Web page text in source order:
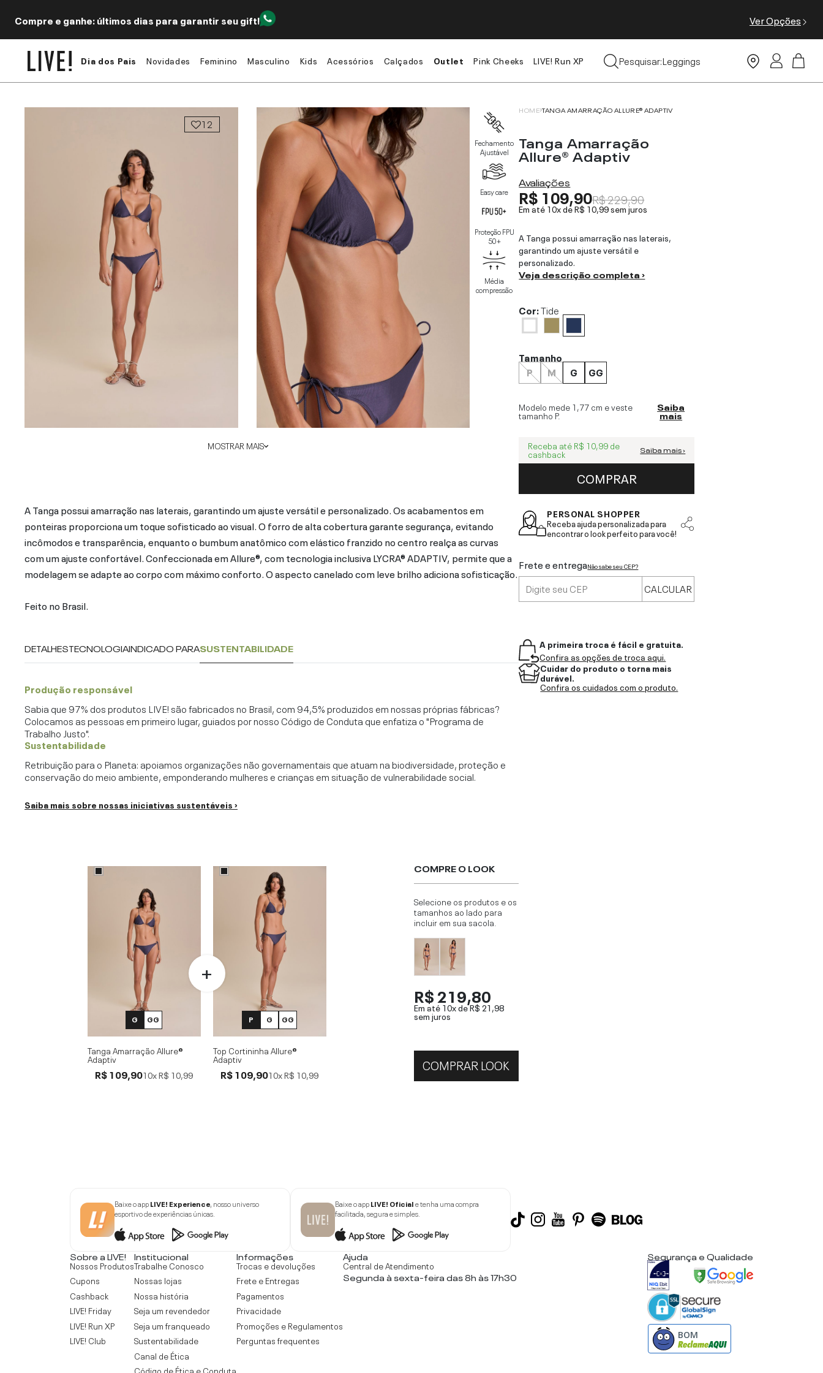
Compre e ganhe: últimos dias para garantir seu gift! Ver Opções
Dia dos Pais Novidades Feminino Masculino Kids Acessórios Calçados Outlet Pink Cheeks LIVE! Run XP
Pesquisar:
Tops
Leggings
12
MOSTRAR MAIS
Fechamento
Ajustável
Easy care
Proteção FPU
50+
Média
compressão
A Tanga possui amarração nas laterais, garantindo um ajuste versátil e personalizado. Os acabamentos em
ponteiras proporciona um toque sofisticado ao visual. O forro de alta cobertura garante segurança, evitando
incômodos e transparência, enquanto o bumbum anatômico com elástico franzido no centro realça as curvas
com um ajuste confortável. Confeccionada em Allure®, com tecnologia inclusiva LYCRA® ADAPTIV, permite que a
modelagem se adapte ao corpo com máximo conforto. O aspecto canelado com leve brilho adiciona sofisticação.
Feito no Brasil.
DETALHESTECNOLOGIAINDICADO PARASUSTENTABILIDADE
Produção responsável
Sabia que 97% dos produtos LIVE! são fabricados no Brasil, com 94,5% produzidos em nossas próprias fábricas?
Colocamos as pessoas em primeiro lugar, guiados por nosso Código de Conduta que enfatiza o "Programa de
Trabalho Justo".
Sustentabilidade
Retribuição para o Planeta: apoiamos organizações não governamentais que atuam na biodiversidade, proteção e
conservação do meio ambiente, emponderando mulheres e crianças em situação de vulnerabilidade social.
Saiba mais sobre nossas iniciativas sustentáveis ›
G GG
Tanga Amarração Allure®
Adaptiv
R$ 109,9010xR$ 10,99
P G GG
Top Cortininha Allure®
Adaptiv
R$ 109,9010xR$ 10,99
COMPRE O LOOK
Selecione os produtos e os
tamanhos ao lado para
incluir em sua sacola.
R$ 219,80
Em até 10x deR$ 21,98
sem juros
COMPRAR LOOK
HOME TANGA AMARRAÇÃO ALLURE® ADAPTIV
Tanga Amarração
Allure® Adaptiv
Avaliações
R$ 109,90R$ 229,90
Em até 10x deR$ 10,99sem juros
A Tanga possui amarração nas laterais,
garantindo um ajuste versátil e
personalizado.
Veja descrição completa ›
Cor:Tide
Tamanho
P
M G GG
Modelo mede 1,77 cm e veste
tamanho P.
Saiba
mais
Receba até R$ 10,99 de
cashback Saiba mais ›
COMPRAR
PERSONAL SHOPPER
Receba ajuda personalizada para
encontrar o look perfeito para você!
Frete e entregaNão sabe seu CEP?
CALCULAR
A primeira troca é fácil e gratuita.
Confira as opções de troca aqui.
Cuidar do produto o torna mais
durável.
Confira os cuidados com o produto.
Baixe o appLIVE! Experience, nosso universo
esportivo de experiências únicas.
Baixe o appLIVE! Oficiale tenha uma compra
facilitada, segura e simples.
Sobre a LIVE!
Nossos Produtos
Cupons
Cashback
LIVE! Friday
LIVE! Run XP
LIVE! Club
Institucional
Trabalhe Conosco
Nossas lojas
Nossa história
Seja um revendedor
Seja um franqueado
Sustentabilidade
Canal de Ética
Código de Ética e Conduta
Informações
Trocas e devoluções
Frete e Entregas
Pagamentos
Privacidade
Promoções e Regulamentos
Perguntas frequentes
Ajuda
Central de Atendimento
Segunda à sexta-feira das 8h às 17h30
Segurança e Qualidade
BOM